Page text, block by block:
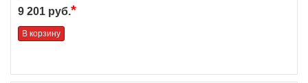
9 201 руб.*
В корзину